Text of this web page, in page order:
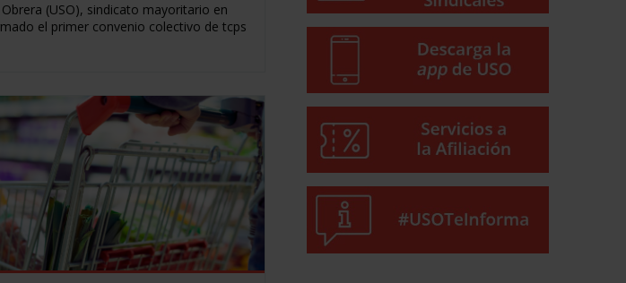
(USO), sindicato mayoritario en
el primer convenio colectivo de tcps